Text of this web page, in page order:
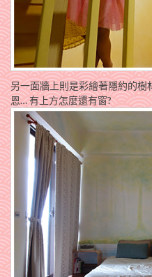
另一面牆上則是彩繪著隱約的樹
恩… 有上方怎麼還有窗?